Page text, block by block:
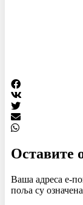
Оставите
Ваша адреса е-
поља су означена